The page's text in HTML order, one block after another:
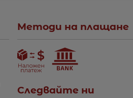
Методи на плащане
Следвайте ни